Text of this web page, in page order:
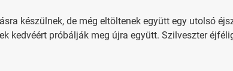
készülnek, de még eltöltenek együtt egy utolsó
kedvéért próbálják meg újra együtt. Szilveszter